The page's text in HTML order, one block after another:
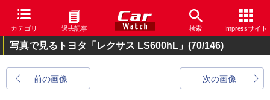
カテゴリ 過去記事 検索 Impressサイト
写真で見るトヨタ「レクサス LS600hL」 (70/146)
前の画像 次の画像